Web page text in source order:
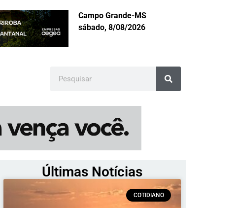
Campo Grande-MS
sábado, 8/08/2026
Últimas Notícias
COTIDIANO